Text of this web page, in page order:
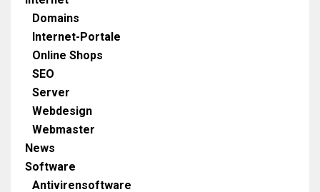
Domains
Internet-Portale
Online Shops
SEO
Server
Webdesign
Webmaster
News
Software
Antivirensoftware